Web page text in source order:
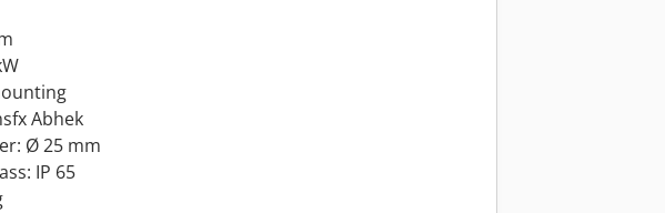
Abhek
Ø 25 mm
IP 65